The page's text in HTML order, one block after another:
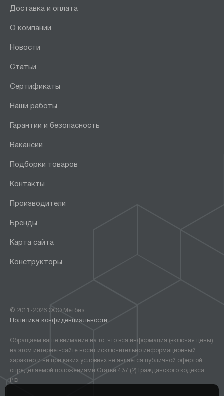
Доставка и оплата
О компании
Новости
Статьи
Сертификаты
Наши работы
Гарантии и безопасность
Вакансии
Подборки товаров
Контакты
Производители
Бренды
Карта сайта
Конструкторы
© 2011-2026 ООО Метбиз
Политика конфиденциальности
Обращаем ваше внимание на то, что вся информация (включая цены)
на этом интернет-сайте носит исключительно информационный
характер и ни при каких условиях не является публичной офертой,
определяемой положениями Статьи 437 (2) Гражданского кодекса
РФ.